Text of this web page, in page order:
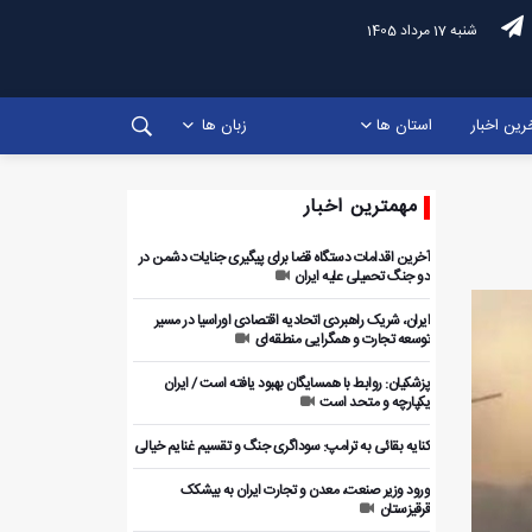
شنبه 17 مرداد 1405
اخبار استان ها زبان ها
مهمترین اخبار
آخرین اقدامات دستگاه قضا برای پیگیری جنایات دشمن در
دو جنگ تحمیلی علیه ایران
ایران، شریک راهبردی اتحادیه اقتصادی اوراسیا در مسیر
توسعه تجارت و همگرایی منطقه‌ای
پزشکیان: روابط با همسایگان بهبود یافته است / ایران
یکپارچه و متحد است
کنایه بقائی به ترامپ: سوداگری جنگ و تقسیم غنایم خیالی
ورود وزیر صنعت، معدن و تجارت ایران به بیشکک
قرقیزستان